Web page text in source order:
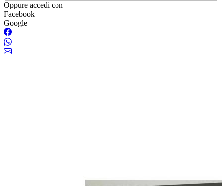
Oppure accedi con
Facebook
Google